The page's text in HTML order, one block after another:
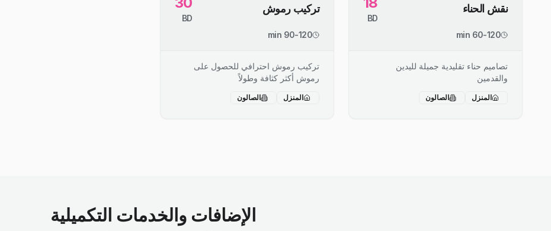
نقش الحناء
BD
60-120 min
تصاميم حناء تقليدية جميلة لليدين
والقدمين
المنزل الصالون
تركيب رموش
BD
90-120 min
تركيب رموش احترافي للحصول على
رموش أكثر كثافة وطولاً
المنزل الصالون
الإضافات والخدمات التكميلية